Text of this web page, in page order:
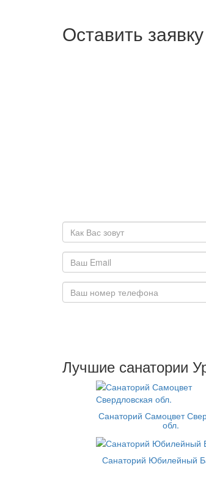
Оставить заявку
Лучшие санатории
Санаторий Самоцвет
обл.
Санаторий Юбилейный